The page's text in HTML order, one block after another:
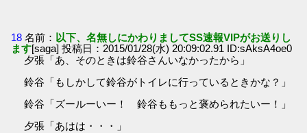
18 名前： 以下、名無しにかわりましてSS速報VIPがお送りし
ます[saga] 投稿日：2015/01/28(水) 20:09:02.91 ID:sAksA4oe0
夕張「あ、そのときは鈴谷さんいなかったから」
鈴谷「もしかして鈴谷がトイレに行っているときかな？」
鈴谷「ズールーいー！ 鈴谷ももっと褒められたいー！」
夕張「あはは・・・」